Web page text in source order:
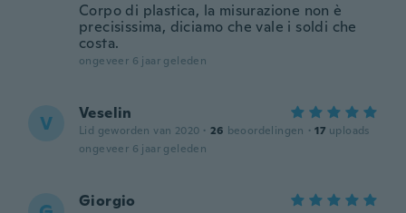
Corpo di plastica, la misurazione non è
precisissima, diciamo che vale i soldi che
costa.
ongeveer 6 jaar geleden
V Veselin
Lid geworden van 2020 · 26 beoordelingen · 17 uploads
ongeveer 6 jaar geleden
Giorgio